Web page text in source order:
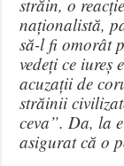
străin, o
naționalistă,
să-l fi omorât
vedeți ce iureș
acuzații de
străinii
ceva”. Da, la
asigurat că o